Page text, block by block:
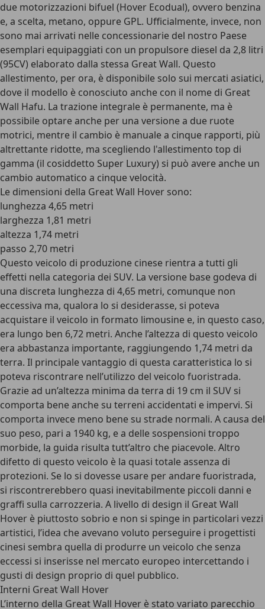
due motorizzazioni bifuel (Hover Ecodual), ovvero benzina
e, a scelta, metano, oppure GPL. Ufficialmente, invece, non
sono mai arrivati nelle concessionarie del nostro Paese
esemplari equipaggiati con un propulsore diesel da 2,8 litri
(95CV) elaborato dalla stessa Great Wall. Questo
allestimento, per ora, è disponibile solo sui mercati asiatici,
dove il modello è conosciuto anche con il nome di Great
Wall Hafu. La trazione integrale è permanente, ma è
possibile optare anche per una versione a due ruote
motrici, mentre il cambio è manuale a cinque rapporti, più
altrettante ridotte, ma scegliendo l'allestimento top di
gamma (il cosiddetto Super Luxury) si può avere anche un
cambio automatico a cinque velocità.
Le dimensioni della Great Wall Hover sono:
lunghezza 4,65 metri
larghezza 1,81 metri
altezza 1,74 metri
passo 2,70 metri
Questo veicolo di produzione cinese rientra a tutti gli
effetti nella categoria dei SUV. La versione base godeva di
una discreta lunghezza di 4,65 metri, comunque non
eccessiva ma, qualora lo si desiderasse, si poteva
acquistare il veicolo in formato limousine e, in questo caso,
era lungo ben 6,72 metri. Anche l’altezza di questo veicolo
era abbastanza importante, raggiungendo 1,74 metri da
terra. Il principale vantaggio di questa caratteristica lo si
poteva riscontrare nell’utilizzo del veicolo fuoristrada.
Grazie ad un’altezza minima da terra di 19 cm il SUV si
comporta bene anche su terreni accidentati e impervi. Si
comporta invece meno bene su strade normali. A causa del
suo peso, pari a 1940 kg, e a delle sospensioni troppo
morbide, la guida risulta tutt’altro che piacevole. Altro
difetto di questo veicolo è la quasi totale assenza di
protezioni. Se lo si dovesse usare per andare fuoristrada,
si riscontrerebbero quasi inevitabilmente piccoli danni e
graffi sulla carrozzeria. A livello di design il Great Wall
Hover è piuttosto sobrio e non si spinge in particolari vezzi
artistici, l’idea che avevano voluto perseguire i progettisti
cinesi sembra quella di produrre un veicolo che senza
eccessi si inserisse nel mercato europeo intercettando i
gusti di design proprio di quel pubblico.
Interni Great Wall Hover
L’interno della Great Wall Hover è stato variato parecchio